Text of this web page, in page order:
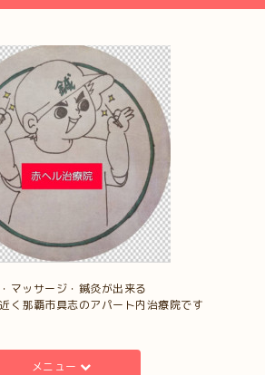
マッサージ・鍼灸が出来る
く那覇市具志のアパート内治療院です
メニュー